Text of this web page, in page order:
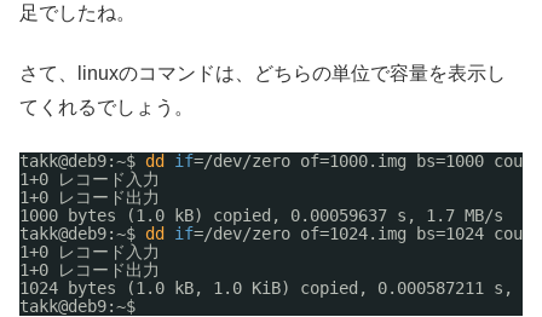
足でしたね。
さて、linuxのコマンドは、どちらの単位で容量を表示し
てくれるでしょう。
takk@deb9:~$ dd if=/dev/zero of=1000.img bs=1000
1+0 レコード入力
1+0 レコード出力
1000 bytes (1.0 kB) copied, 0.00059637 s, 1.7 MB/s
takk@deb9:~$ dd if=/dev/zero of=1024.img bs=1024
1+0 レコード入力
1+0 レコード出力
1024 bytes (1.0 kB, 1.0 KiB) copied, 0.000587211 s,
takk@deb9:~$